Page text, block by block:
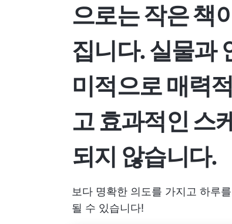
으로는 작은 책
집니다. 실물과
미적으로 매력
고 효과적인 스
되지 않습니다.
보다 명확한 의도를 가지고 하루
될 수 있습니다!